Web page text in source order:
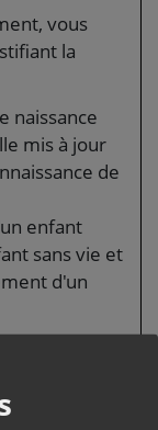
vous
la
naissance
mis à jour
de
enfant
sans vie et
d'un
à votre
en cas de